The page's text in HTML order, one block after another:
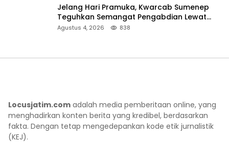
Jelang Hari Pramuka, Kwarcab Sumenep
Teguhkan Semangat Pengabdian Lewat
Ziarah Pahlawan
Agustus 4, 2026 838
Locusjatim.com adalah media pemberitaan online, yang
menghadirkan konten berita yang kredibel, berdasarkan
fakta. Dengan tetap mengedepankan kode etik jurnalistik
(KEJ).